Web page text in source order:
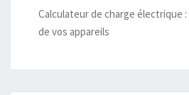
Calculateur de charge électrique
de vos appareils